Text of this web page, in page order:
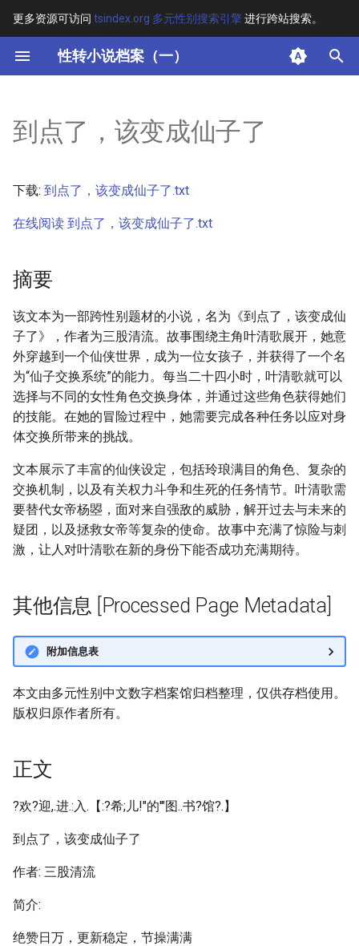
更多资源可访问 tsindex.org 多元性别搜索引擎进行跨站搜索。
性转小说档案（一）
键
开
搜
索
其他信息 [Processed Page
到点了，该变成仙子了
下载: 到点了，该变成仙子了.txt
在线阅读 到点了，该变成仙子了.txt
摘要
该文本为一部跨性别题材的小说，名为《到点了，该变成仙
子了》，作者为三股清流。故事围绕主角叶清歌展开，她意
外穿越到一个仙侠世界，成为一位女孩子，并获得了一个名
为“仙子交换系统”的能力。每当二十四小时，叶清歌就可以
选择与不同的女性角色交换身体，并通过这些角色获得她们
的技能。在她的冒险过程中，她需要完成各种任务以应对身
体交换所带来的挑战。
文本展示了丰富的仙侠设定，包括玲琅满目的角色、复杂的
交换机制，以及有关权力斗争和生死的任务情节。叶清歌需
要替代女帝杨曌，面对来自强敌的威胁，解开过去与未来的
疑团，以及拯救女帝等复杂的使命。故事中充满了惊险与刺
激，让人对叶清歌在新的身份下能否成功充满期待。
其他信息 [Processed Page Metadata]
附加信息表
本文由多元性别中文数字档案馆归档整理，仅供存档使用。
版权归原作者所有。
正文
?欢?迎,.进.:入.【:?希;儿!"的'"图..书?馆?.】
到点了，该变成仙子了
作者: 三股清流
简介:
绝赞日万，更新稳定，节操满满